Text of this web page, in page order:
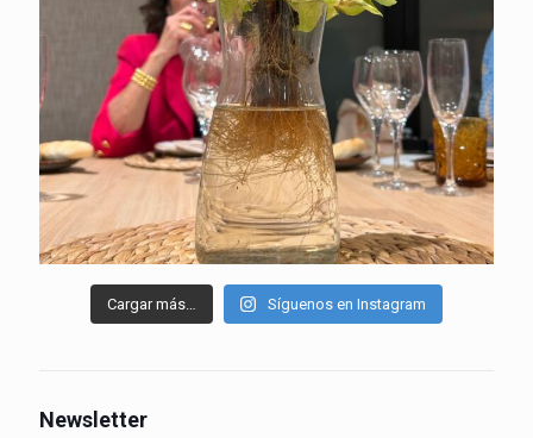
Cargar más… Síguenos en Instagram
Newsletter